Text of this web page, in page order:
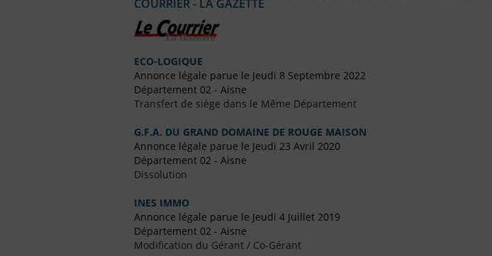
COURRIER - LA GAZETTE
ECO-LOGIQUE
Annonce légale parue le Jeudi 8 Septembre 2022
Département 02 - Aisne
Transfert de siège dans le Même Département
G.F.A. DU GRAND DOMAINE DE ROUGE MAISON
Annonce légale parue le Jeudi 23 Avril 2020
Département 02 - Aisne
Dissolution
INES IMMO
Annonce légale parue le Jeudi 4 Juillet 2019
Département 02 - Aisne
Modification du Gérant / Co-Gérant